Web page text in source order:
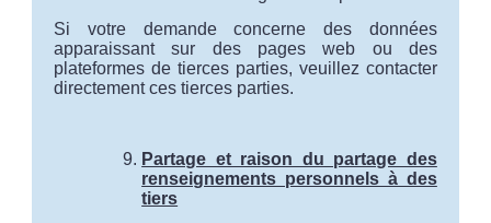
Si votre demande concerne des données
apparaissant sur des pages web ou des
plateformes de tierces parties, veuillez contacter
directement ces tierces parties.
Partage et raison du partage des
renseignements personnels à des
tiers